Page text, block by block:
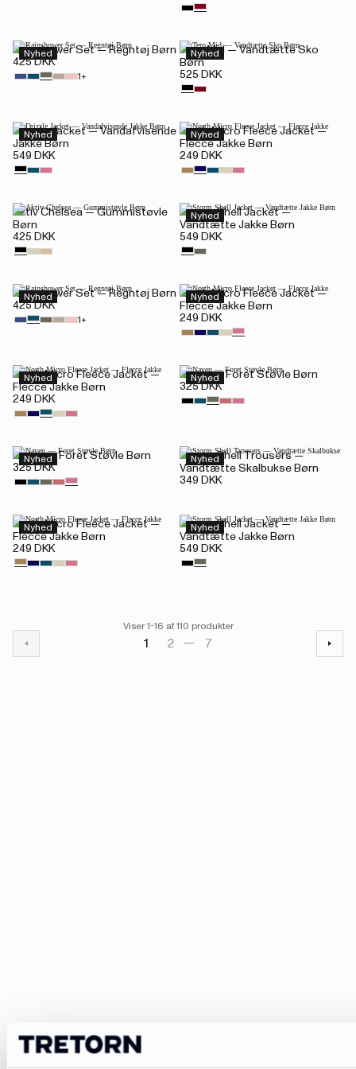
Nyhed
Rainshower Set — Regntøj Børn
425 DKK
1+
Nyhed
Tero Mid — Vandtætte Sko
Børn
525 DKK
Nyhed
Drizzle Jacket — Vandafvisende
Jakke Børn
549 DKK
Nyhed
North Micro Fleece Jacket —
Flecce Jakke Børn
249 DKK
Aktiv Chelsea — Gummistøvle
Børn
425 DKK
Nyhed
Storm Shell Jacket —
Vandtætte Jakke Børn
549 DKK
Nyhed
Rainshower Set — Regntøj Børn
425 DKK
1+
Nyhed
North Micro Fleece Jacket —
Flecce Jakke Børn
249 DKK
Nyhed
North Micro Fleece Jacket —
Flecce Jakke Børn
249 DKK
Nyhed
Naven — Foret Støvle Børn
325 DKK
Nyhed
Naven — Foret Støvle Børn
325 DKK
Nyhed
Storm Shell Trousers —
Vandtætte Skalbukse Børn
349 DKK
Nyhed
North Micro Fleece Jacket —
Flecce Jakke Børn
249 DKK
Nyhed
Storm Shell Jacket —
Vandtætte Jakke Børn
549 DKK
Viser 1-16 af 110 produkter
1 2 7